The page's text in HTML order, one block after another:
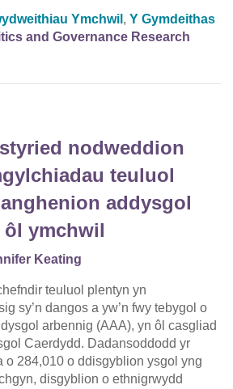
Ymchwil , Y Gymdeithas
and Governance Research
nodweddion
teuluol
addysgol
ymchwil
Keating
teuluol plentyn yn
sy’n dangos a yw’n fwy tebygol o
arbennig (AAA), yn ôl casgliad
Caerdydd. Dadansoddodd yr
o 284,010 o ddisgyblion ysgol yng
disgyblion o ethnigrwydd